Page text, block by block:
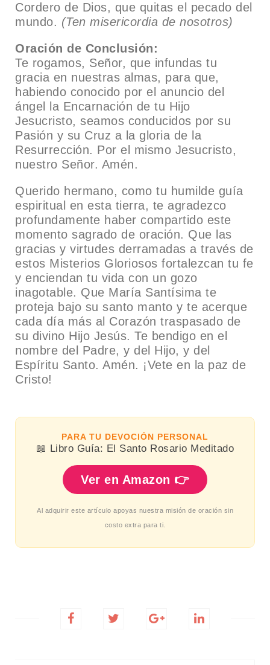
Cordero de Dios, que quitas el pecado del
mundo. (Ten misericordia de nosotros)
Oración de Conclusión:
Te rogamos, Señor, que infundas tu
gracia en nuestras almas, para que,
habiendo conocido por el anuncio del
ángel la Encarnación de tu Hijo
Jesucristo, seamos conducidos por su
Pasión y su Cruz a la gloria de la
Resurrección. Por el mismo Jesucristo,
nuestro Señor. Amén.
Querido hermano, como tu humilde guía
espiritual en esta tierra, te agradezco
profundamente haber compartido este
momento sagrado de oración. Que las
gracias y virtudes derramadas a través de
estos Misterios Gloriosos fortalezcan tu fe
y enciendan tu vida con un gozo
inagotable. Que María Santísima te
proteja bajo su santo manto y te acerque
cada día más al Corazón traspasado de
su divino Hijo Jesús. Te bendigo en el
nombre del Padre, y del Hijo, y del
Espíritu Santo. Amén. ¡Vete en la paz de
Cristo!
PARA TU DEVOCIÓN PERSONAL
📖 Libro Guía: El Santo Rosario Meditado
Ver en Amazon 👉
Al adquirir este artículo apoyas nuestra misión de oración sin
costo extra para ti.